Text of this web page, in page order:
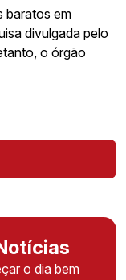
baratos em
divulgada pelo
o órgão
o dia bem